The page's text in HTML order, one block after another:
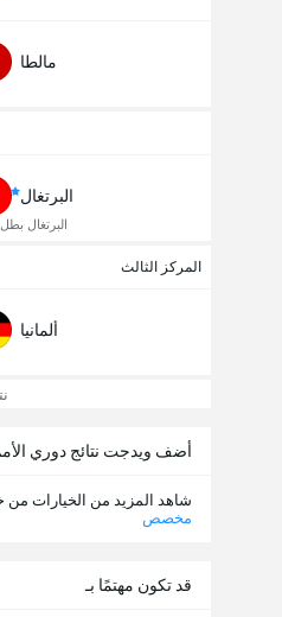
مالطا
البرتغال
البرتغال بطل
المركز الثالث
ألمانيا
أضف ويدجت نتائج دوري
شاهد المزيد من الخيارات من
مخصص
قد تكون مهتمًا بـ